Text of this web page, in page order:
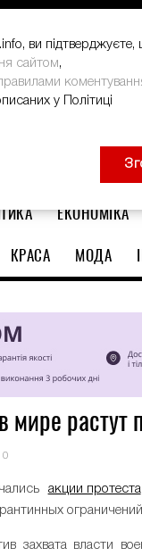
Teacher Prize-2026
ЕКОНОМІКА
КРАСА МОДА
растут
0
акции протеста
захвата власти
ви підтверджуєте,
сайтом,
у Політиці